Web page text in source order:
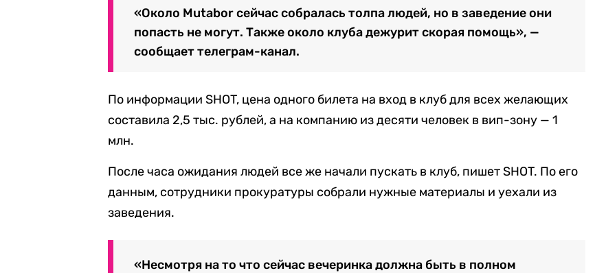
«Около Mutabor сейчас собралась толпа людей, но в заведение они
попасть не могут. Также около клуба дежурит скорая помощь», —
сообщает телеграм-канал.
По информации SHOT, цена одного билета на вход в клуб для всех желающих
составила 2,5 тыс. рублей, а на компанию из десяти человек в вип-зону — 1
млн.
После часа ожидания людей все же начали пускать в клуб, пишет SHOT. По его
данным, сотрудники прокуратуры собрали нужные материалы и уехали из
заведения.
«Несмотря на то что сейчас вечеринка должна быть в полном